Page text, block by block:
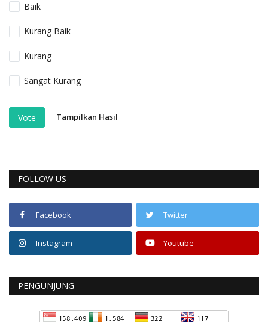
Baik
Kurang Baik
Kurang
Sangat Kurang
Vote Tampilkan Hasil
FOLLOW US
Facebook Twitter
Instagram Youtube
PENGUNJUNG